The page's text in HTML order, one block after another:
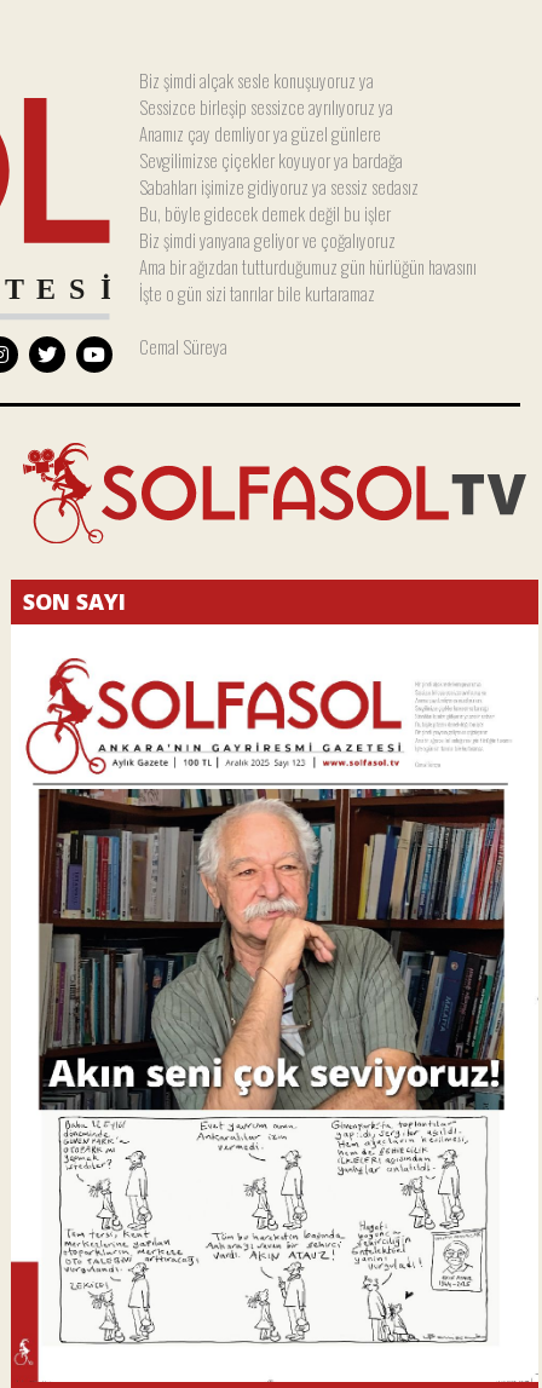
Biz şimdi alçak sesle konuşuyoruz ya
Sessizce birleşip sessizce ayrılıyoruz ya
Anamız çay demliyor ya güzel günlere
Sevgilimizse çiçekler koyuyor ya bardağa
Sabahları işimize gidiyoruz ya sessiz sedasız
Bu, böyle gidecek demek değil bu işler
Biz şimdi yanyana geliyor ve çoğalıyoruz
Ama bir ağızdan tutturduğumuz gün hürlüğün havasını
İşte o gün sizi tanrılar bile kurtaramaz
Cemal Süreya
SON SAYI